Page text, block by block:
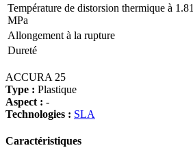
Température de distorsion thermique à 1.81
MPa
Allongement à la rupture
Dureté
ACCURA 25
Type : Plastique
Aspect : -
Technologies : SLA
Caractéristiques